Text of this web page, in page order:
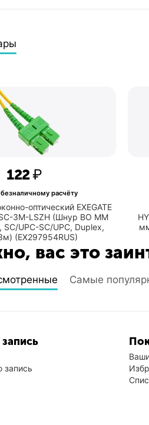
оптический EXEGATE
3M-LSZH (Шнур ВО MM
UPC-SC/UPC, Duplex,
(EX297954RUS)
‍122‍₽
расчёту
вас это
Самые
запись